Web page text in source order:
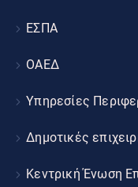
ΕΣΠΑ
ΟΑΕΔ
Υπηρεσίες
Δημοτικές
Κεντρική Ένωση